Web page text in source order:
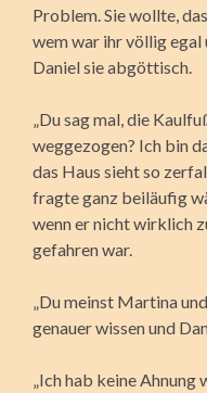
Problem. Sie wollte,
wem war ihr völlig
Daniel sie abgöttisch.
„Du sag mal, die
weggezogen? Ich bin
das Haus sieht so
fragte ganz beiläufig
wenn er nicht wirklich
gefahren war.
„Du meinst Martina
genauer wissen und
„Ich hab keine